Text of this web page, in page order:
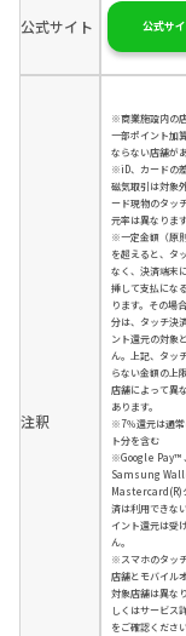
公式サイト 公式サ
注釈
※商業施設内の店
一部ポイント加
ならない店舗があ
※iD、カードの差
磁気取引は対象
ード現物のタッ
元率は異なります
※一定金額（原
を超えると、タ
なく、決済端末
挿して支払にな
ります。その場
分は、タッチ決
ント還元の対象
ん。上記、タッ
らない金額の上
店舗によって異
あります。
※7％還元は通常
ト分を含む
※Google Pay™ 、
Samsung
Mastercard(R)
済は利用できな
イント還元は受
ん。
※スマホのタッ
店舗とモバイル
対象店舗は異な
しくはサービス
をご確認くださ